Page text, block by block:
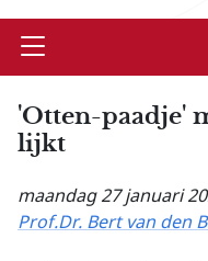
Open
'Otten-paadje'
lijkt
maandag 27 januari
Prof.Dr. Bert van den